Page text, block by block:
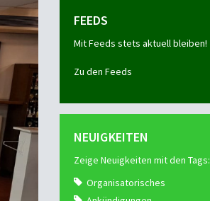
FEEDS
Mit Feeds stets aktuell bleiben!
Zu den Feeds
NEUIGKEITEN
Zeige Neuigkeiten mit den Tags:
Organisatorisches